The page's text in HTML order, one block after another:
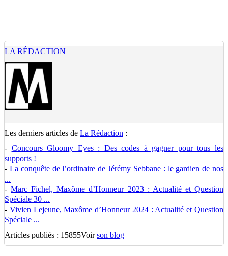
LA RÉDACTION
Les derniers articles de La Rédaction :
- Concours Gloomy Eyes : Des codes à gagner pour tous les
supports !
- La conquête de l’ordinaire de Jérémy Sebbane : le gardien de nos
...
-Marc Fichel, Maxôme d’Honneur 2023 : Actualité et Question
Spéciale 30 ...
- Vivien Lejeune, Maxôme d’Honneur 2024 : Actualité et Question
Spéciale ...
Articles publiés : 15855Voirson blog